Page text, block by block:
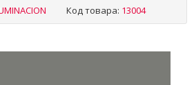
Код товара: 13004